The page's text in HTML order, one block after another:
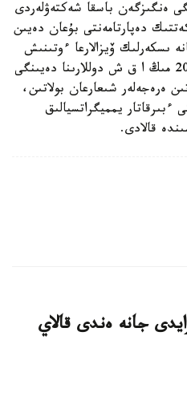
ەنگىزگەن باسقا شەكتەۋلەردى
دەپارتامەنتى بۇعان دەيىن
ىسكەرلىك ۆيزالارعا ءوتىنىش
بەرگەن كەيبىر ادامدار ءۇشىن 20 مىڭ ا ق ش دوللارىنا دەيىنگى
ەرەجەلەر شىعارعان بولاتىن،
ءبىرقاتار يمميگراتسيالىق
قالادى.
جانە ەندى قالاي